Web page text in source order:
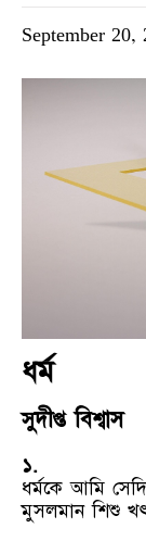
September 20,
ধর্ম
সুদীপ্ত বিশ্বাস
১.
ধর্মকে আমি
মুসলমান শিশু